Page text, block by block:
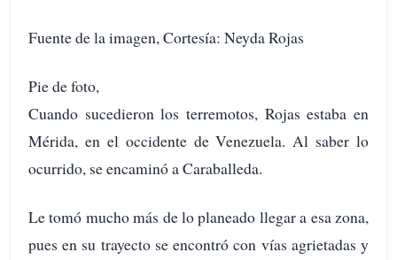
Fuente de la imagen, Cortesía: Neyda Rojas
Pie de foto,
Cuando sucedieron los terremotos, Rojas estaba en
Mérida, en el occidente de Venezuela. Al saber lo
ocurrido, se encaminó a Caraballeda.
Le tomó mucho más de lo planeado llegar a esa zona,
pues en su trayecto se encontró con vías agrietadas y